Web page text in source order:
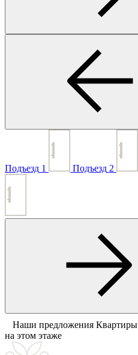
Подъезд 1 Подъезд 2
Наши предложения Квартиры
на этом этаже